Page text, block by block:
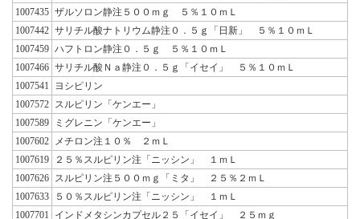
1007435 ザルソロン静注５００ｍｇ ５％１０ｍＬ
1007442 サリチル酸ナトリウム静注０．５ｇ「日新」 ５％１０ｍＬ
1007459 ハフトロン静注０．５ｇ ５％１０ｍＬ
1007466 サリチル酸Ｎａ静注０．５ｇ「イセイ」 ５％１０ｍＬ
1007541
ヨシピリン
1007572
スルピリン「ケンエー」
1007589
ミグレニン「ケンエー」
1007602
メチロン注１０％ ２ｍＬ
1007619
２５％スルピリン注「ニッシン」 １ｍＬ
1007626
スルピリン注５００ｍｇ「ミタ」 ２５％２ｍＬ
1007633
５０％スルピリン注「ニッシン」 １ｍＬ
1007701
インドメタシンカプセル２５「イセイ」 ２５ｍｇ